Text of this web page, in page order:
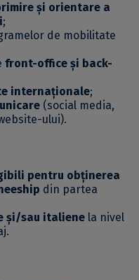
și orientare a
;
de mobilitate
front-office și back-
internaționale;
(social media,
ului).
pentru obținerea
din partea
și/sau italiene la nivel